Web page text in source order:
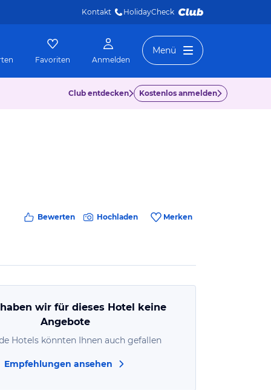
Kontakt HolidayCheck
Favoriten Anmelden
Menü
Club entdecken Kostenlos anmelden
Bewerten Hochladen Merken
wir für dieses Hotel keine
Angebote
Hotels könnten Ihnen auch gefallen
Empfehlungen ansehen